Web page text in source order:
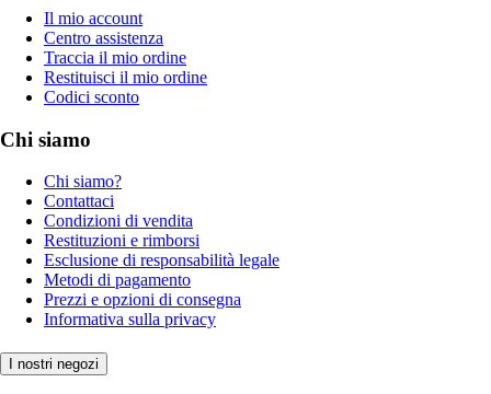
Il mio account
Centro assistenza
Traccia il mio ordine
Restituisci il mio ordine
Codici sconto
Chi siamo
Chi siamo?
Contattaci
Condizioni di vendita
Restituzioni e rimborsi
Esclusione di responsabilità legale
Metodi di pagamento
Prezzi e opzioni di consegna
Informativa sulla privacy
I nostri negozi